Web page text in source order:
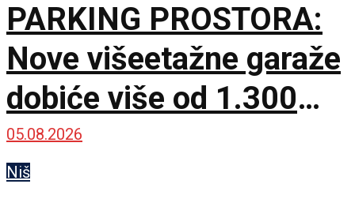
PARKING PROSTORA:
Nove višeetažne garaže
dobiće više od 1.300
mesta
05.08.2026
Niš